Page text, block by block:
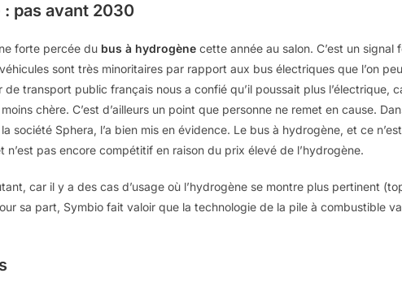
: pas avant 2030
forte percée du bus à hydrogène cette année au salon. C’est un signal
sont très minoritaires par rapport aux bus électriques que l’on
transport public français nous a confié qu’il poussait plus l’électrique,
chère. C’est d’ailleurs un point que personne ne remet en cause.
société Sphera, l’a bien mis en évidence. Le bus à hydrogène, et ce
n’est pas encore compétitif en raison du prix élevé de l’hydrogène.
car il y a des cas d’usage où l’hydrogène se montre plus pertinent
sa part, Symbio fait valoir que la technologie de la pile à combustible